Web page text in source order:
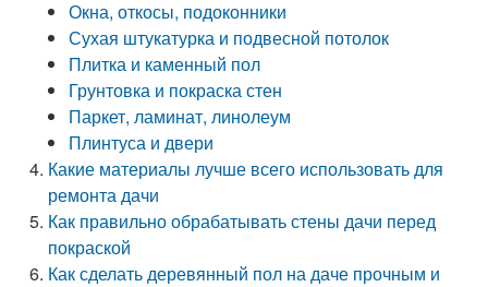
Окна, откосы, подоконники
Сухая штукатурка и подвесной потолок
Плитка и каменный пол
Грунтовка и покраска стен
Паркет, ламинат, линолеум
Плинтуса и двери
Какие материалы лучше всего использовать для
ремонта дачи
Как правильно обрабатывать стены дачи перед
покраской
Как сделать деревянный пол на даче прочным и